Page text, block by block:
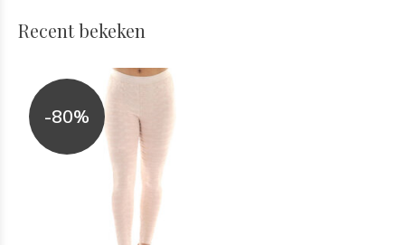
Recent bekeken
-80%